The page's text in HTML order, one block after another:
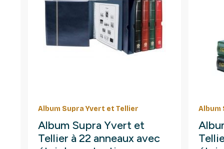
Album Supra Yvert et Tellier
Album Supra Yvert et
Tellier à 22 anneaux avec
Album